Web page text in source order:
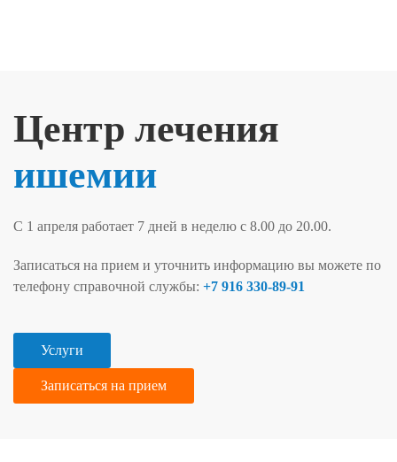
Центр лечения
ишемии
С 1 апреля работает 7 дней в неделю с 8.00 до 20.00.
Записаться на прием и уточнить информацию вы можете по
телефону справочной службы: +7 916 330-89-91
Услуги
Записаться на прием